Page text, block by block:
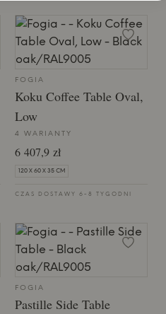
FOGIA
Koku Coffee Table Oval,
Low
4 WARIANTY
6 407,9 zł
120 X 60 X 35 CM
CZAS DOSTAWY 6-8 TYGODNI
FOGIA
Pastille Side Table